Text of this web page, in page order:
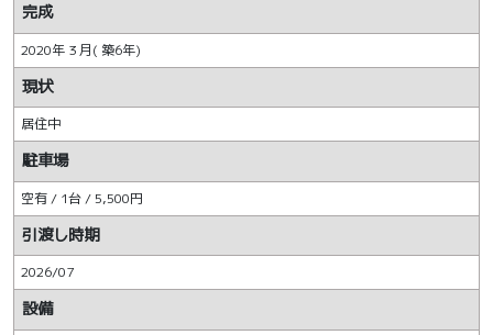
完成
2020年 3 月( 築6年)
現状
居住中
駐車場
空有 / 1台 / 5,500円
引渡し時期
2026/07
設備